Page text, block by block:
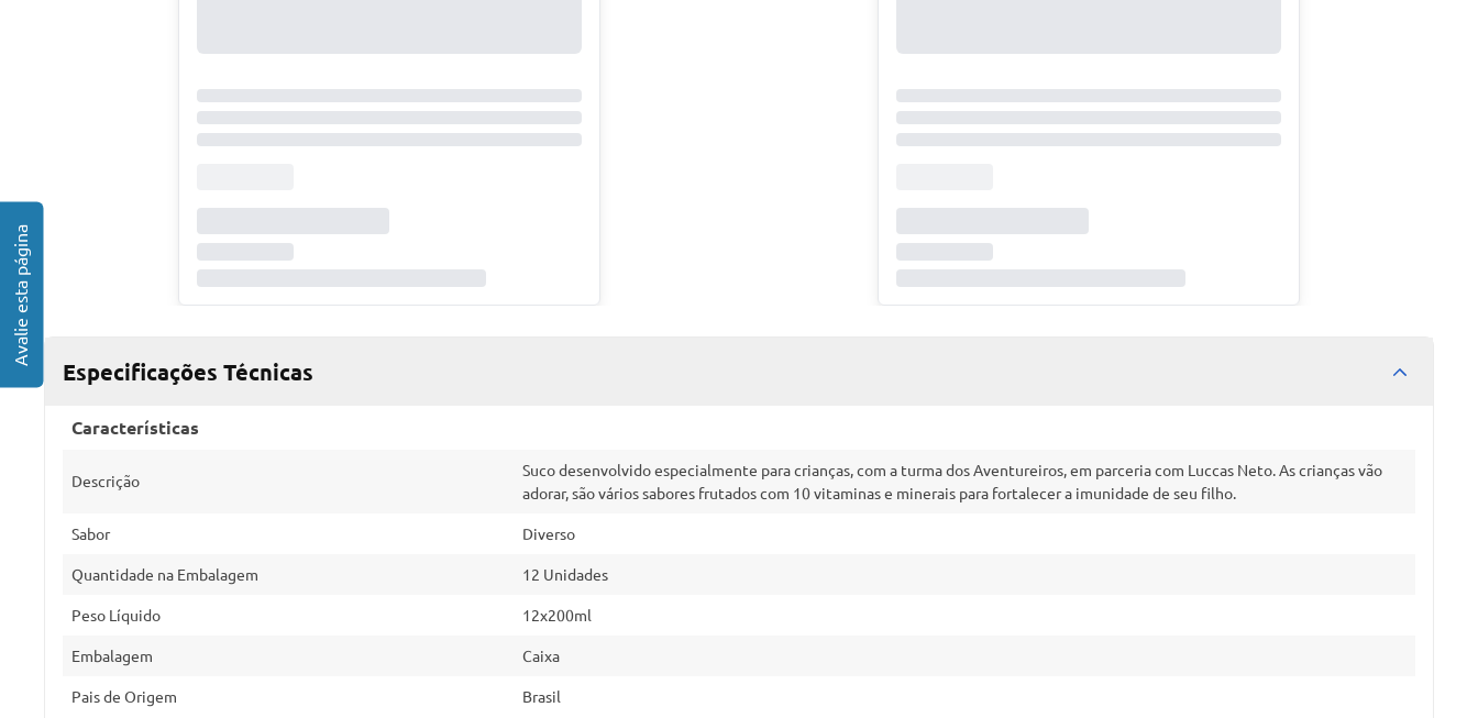
Especificações Técnicas
Características
Descrição
Suco desenvolvido especialmente para crianças, com a turma dos Aventureiros, em parceria com Luccas Neto. As crianças vão
adorar, são vários sabores frutados com 10 vitaminas e minerais para fortalecer a imunidade de seu filho.
Sabor Diverso
Quantidade na Embalagem 12 Unidades
Peso Líquido 12x200ml
Embalagem Caixa
Pais de Origem Brasil